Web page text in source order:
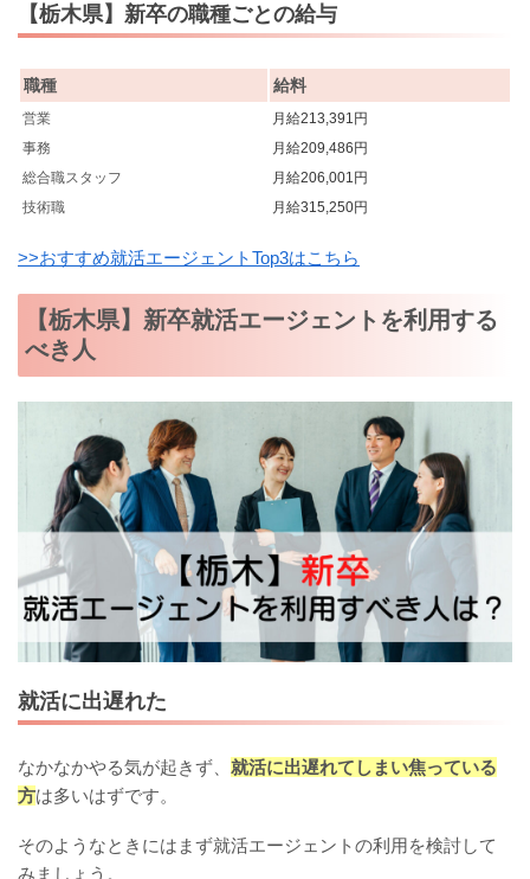
【栃木県】新卒の職種ごとの給与
職種 給料
営業
月給213,391円
事務
月給209,486円
総合職スタッフ
月給206,001円
技術職
月給315,250円
>>おすすめ就活エージェントTop3はこちら
【栃木県】新卒就活エージェントを利用する
べき人
就活に出遅れた
なかなかやる気が起きず、 就活に出遅れてしまい焦っている
方は多いはずです。
そのようなときにはまず就活エージェントの利用を検討して
みましょう。